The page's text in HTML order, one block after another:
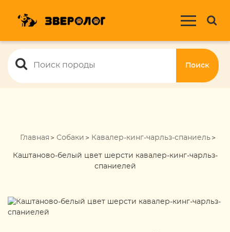
Поиск
Главная Собаки Кавалер-кинг-чарльз-спаниель
Каштаново-белый цвет шерсти кавалер-кинг-чарльз-
спаниелей